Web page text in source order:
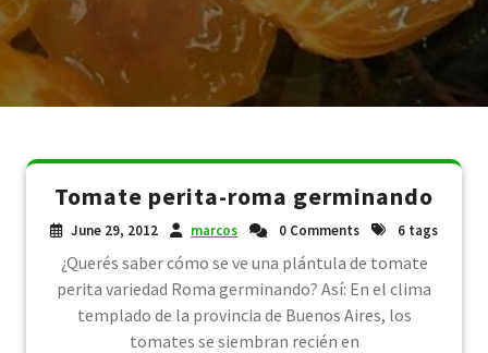
Tomate perita-roma germinando
June 29, 2012 marcos 0 Comments 6 tags
¿Querés saber cómo se ve una plántula de tomate
perita variedad Roma germinando? Así: En el clima
templado de la provincia de Buenos Aires, los
tomates se siembran recién en